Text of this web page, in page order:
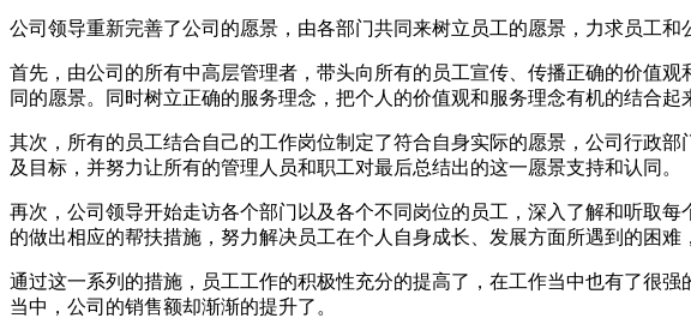
公司领导重新完善了公司的愿景，由各部门共同来树立员工的愿景，力求员工和
首先，由公司的所有中高层管理者，带头向所有的员工宣传、传播正确的价值
同的愿景。同时树立正确的服务理念，把个人的价值观和服务理念有机的结合
其次，所有的员工结合自己的工作岗位制定了符合自身实际的愿景，公司行政
及目标，并努力让所有的管理人员和职工对最后总结出的这一愿景支持和认同。
再次，公司领导开始走访各个部门以及各个不同岗位的员工，深入了解和听取
的做出相应的帮扶措施，努力解决员工在个人自身成长、发展方面所遇到的困
通过这一系列的措施，员工工作的积极性充分的提高了，在工作当中也有了很
当中，公司的销售额却渐渐的提升了。